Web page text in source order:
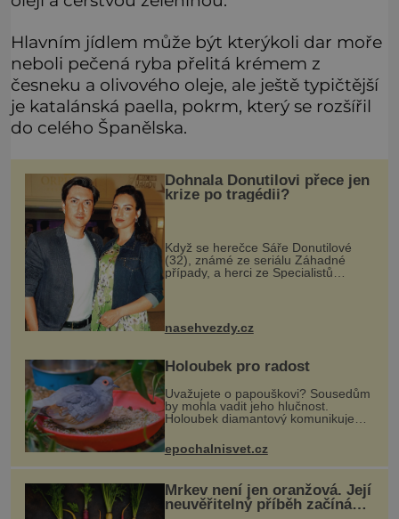
Hlavním jídlem může být kterýkoli dar moře
neboli pečená ryba přelitá krémem z
česneku a olivového oleje, ale ještě typičtější
je katalánská paella, pokrm, který se rozšířil
do celého Španělska.
Dohnala Donutilovi přece jen
krize po tragédii?
Když se herečce Sáře Donutilové
(32), známé ze seriálu Záhadné
případy, a herci ze Specialistů
nasehvezdy.cz
Holoubek pro radost
Uvažujete o papouškovi? Sousedům
by mohla vadit jeho hlučnost.
Holoubek diamantový komunikuje
roztomilý a hodí se i pro chovatele
začátečníky. Jedná se o nenároč
epochalnisvet.cz
Mrkev není jen oranžová. Její
neuvěřitelný příběh začíná